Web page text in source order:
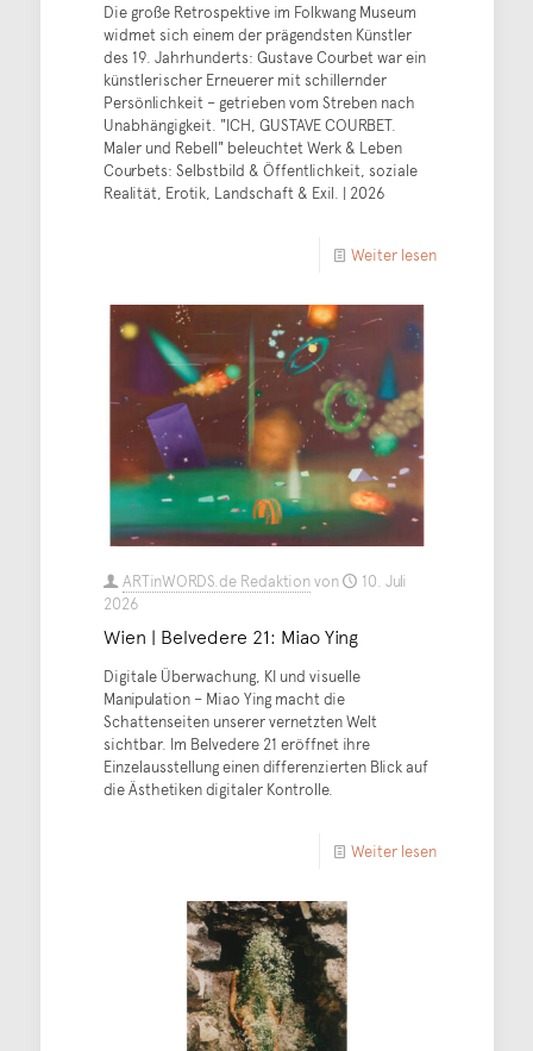
Die große Retrospektive im Folkwang Museum
widmet sich einem der prägendsten Künstler
des 19. Jahrhunderts: Gustave Courbet war ein
künstlerischer Erneuerer mit schillernder
Persönlichkeit – getrieben vom Streben nach
Unabhängigkeit. "ICH, GUSTAVE COURBET.
Maler und Rebell" beleuchtet Werk & Leben
Courbets: Selbstbild & Öffentlichkeit, soziale
Realität, Erotik, Landschaft & Exil. | 2026
Weiter lesen
ARTinWORDS.de Redaktionvon
10. Juli
2026
Wien | Belvedere 21: Miao Ying
Digitale Überwachung, KI und visuelle
Manipulation – Miao Ying macht die
Schattenseiten unserer vernetzten Welt
sichtbar. Im Belvedere 21 eröffnet ihre
Einzelausstellung einen differenzierten Blick auf
die Ästhetiken digitaler Kontrolle.
Weiter lesen